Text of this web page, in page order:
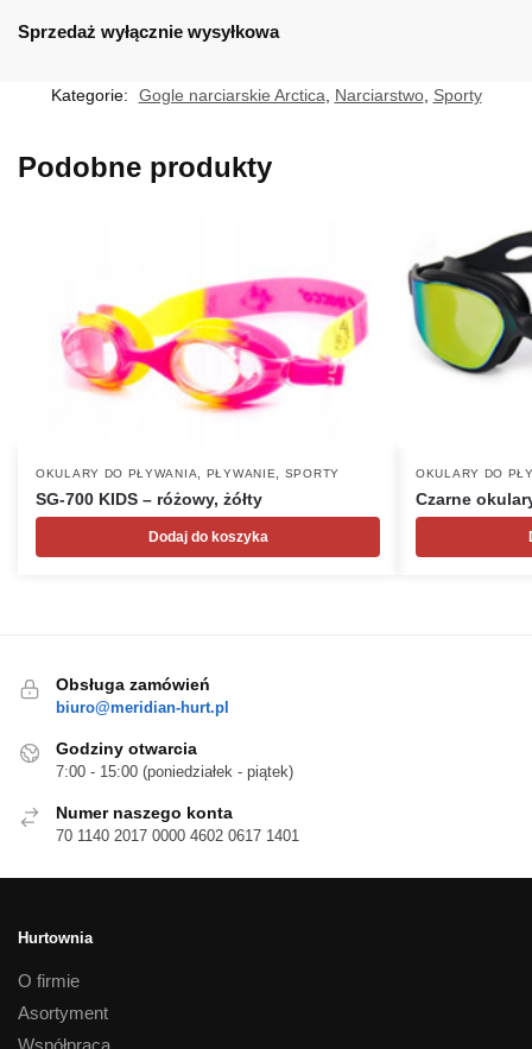
Sprzedaż wyłącznie wysyłkowa
Kategorie: Gogle narciarskie Arctica Narciarstwo, Sporty
Podobne produkty
OKULARY DO PŁYWANIA PŁYWANIE SPORTY
SG-700 KIDS – różowy, żółty
Dodaj do koszyka
OKULARY DO
Czarne
Obsługa zamówień
biuro@meridian-hurt.pl
Godziny otwarcia
7:00 - 15:00 (poniedziałek - piątek)
Numer naszego konta
70 1140 2017 0000 4602 0617 1401
Hurtownia
O firmie
Asortyment